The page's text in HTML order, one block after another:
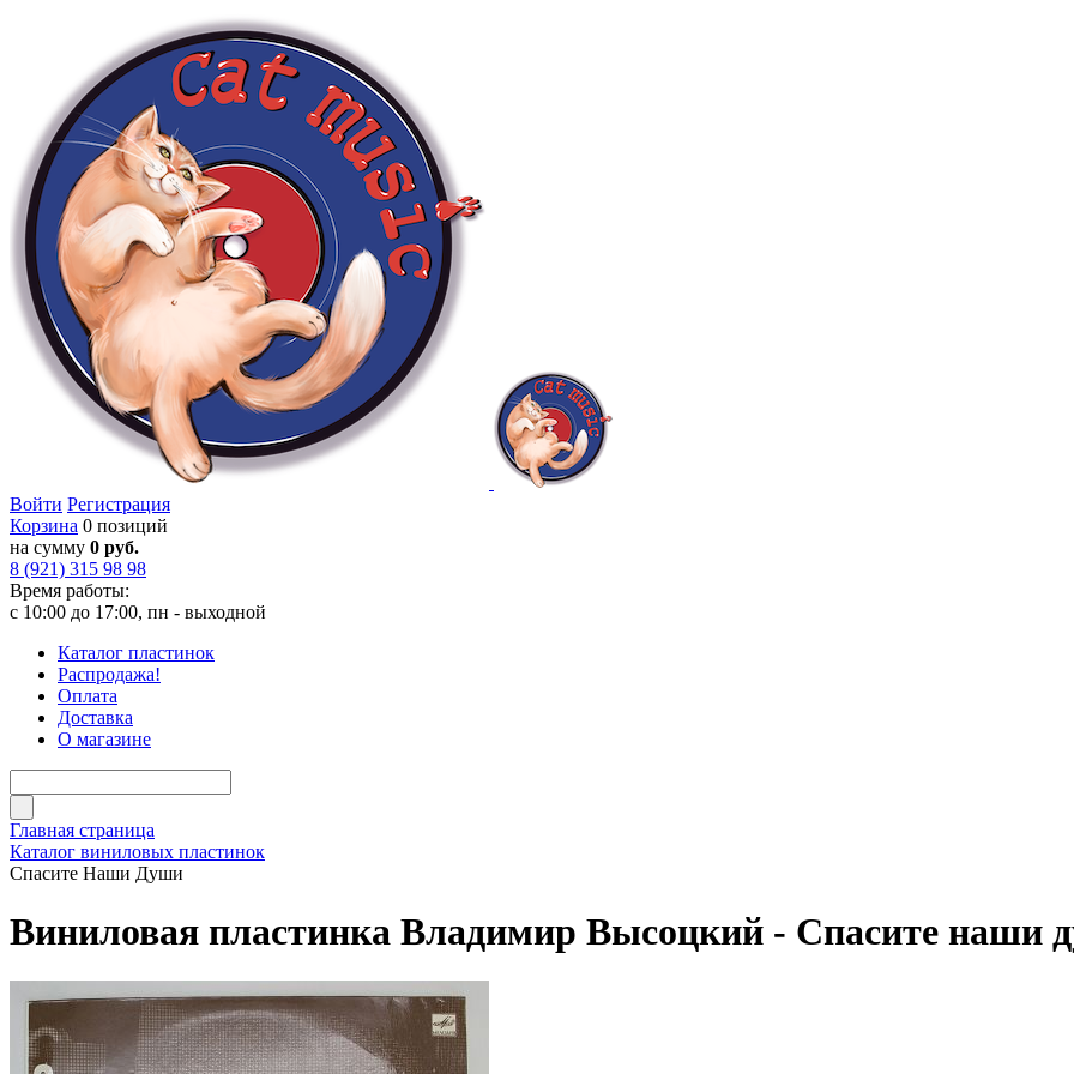
Войти Регистрация
Корзина 0 позиций
на сумму 0 руб.
8 (921) 315 98 98
Время работы:
с 10:00 до 17:00, пн - выходной
Каталог пластинок
Распродажа!
Оплата
Доставка
О магазине
Главная страница
Каталог виниловых пластинок
Спасите Наши Души
Виниловая пластинка Владимир Высоцкий - Спасите наши